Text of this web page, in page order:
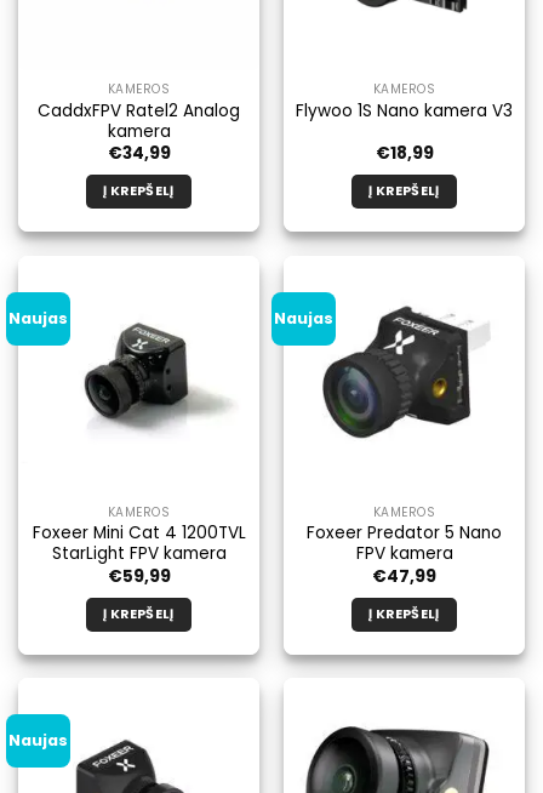
KAMEROS
CaddxFPV Ratel2 Analog
kamera
€34,99
Į KREPŠELĮ
KAMEROS
Flywoo 1S Nano kamera V3
€18,99
Į KREPŠELĮ
Naujas
KAMEROS
Foxeer Mini Cat 4 1200TVL
StarLight FPV kamera
€59,99
Į KREPŠELĮ
Naujas
KAMEROS
Foxeer Predator 5 Nano
FPV kamera
€47,99
Į KREPŠELĮ
Naujas